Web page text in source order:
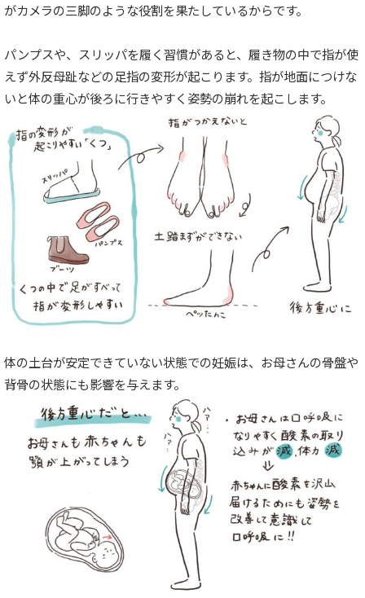
がカメラの三脚のような役割を果たしているからです。
パンプスや、スリッパを履く習慣があると、履き物の中で指が使
えず外反母趾などの足指の変形が起こります。指が地面につけな
いと体の重心が後ろに行きやすく姿勢の崩れを起こします。
体の土台が安定できていない状態での妊娠は、お母さんの骨盤や
背骨の状態にも影響を与えます。